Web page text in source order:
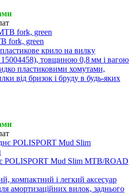
fork, green
крило на вилку
товщиною 0,8 мм і вагою
пластиковими хомутами,
від бризок і бруду в будь-яких
POLISPORT Mud Slim MTB/ROAD
компактний і легкий аксесуар
амортизаційних вилок, заднього